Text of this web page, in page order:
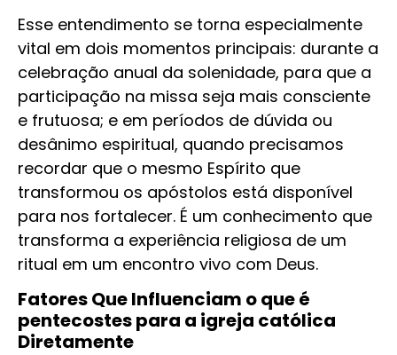
Esse entendimento se torna especialmente
vital em dois momentos principais: durante a
celebração anual da solenidade, para que a
participação na missa seja mais consciente
e frutuosa; e em períodos de dúvida ou
desânimo espiritual, quando precisamos
recordar que o mesmo Espírito que
transformou os apóstolos está disponível
para nos fortalecer. É um conhecimento que
transforma a experiência religiosa de um
ritual em um encontro vivo com Deus.
Fatores Que Influenciam o que é
pentecostes para a igreja católica
Diretamente